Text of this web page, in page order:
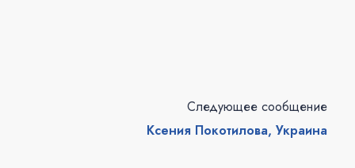
Следующее сообщение
Ксения Покотилова, Украина